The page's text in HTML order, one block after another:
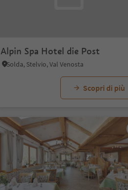
Alpin Spa Hotel die Post
Solda, Stelvio, Val Venosta
Scopri di più